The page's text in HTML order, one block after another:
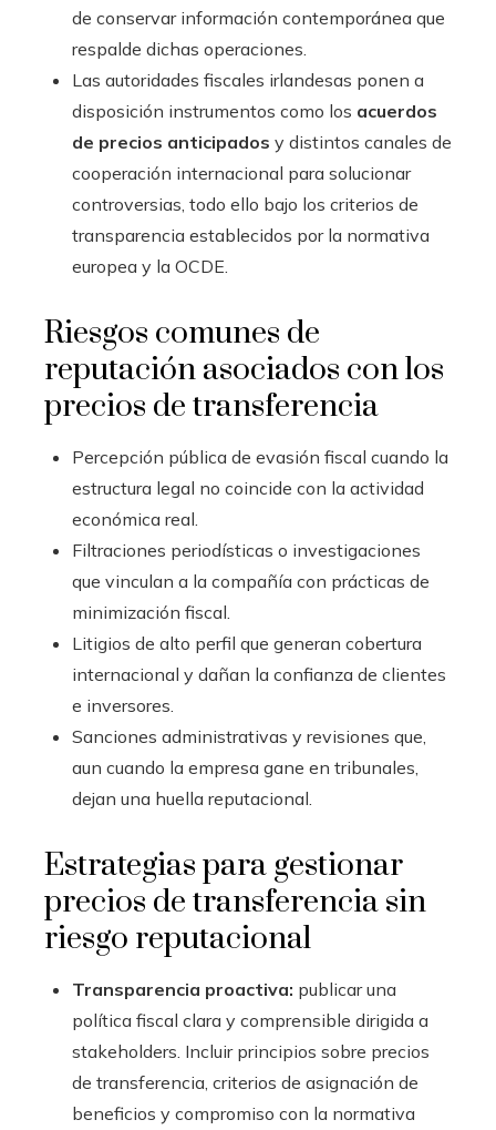
de conservar información contemporánea que
respalde dichas operaciones.
Las autoridades fiscales irlandesas ponen a
disposición instrumentos como los acuerdos
de precios anticipados y distintos canales de
cooperación internacional para solucionar
controversias, todo ello bajo los criterios de
transparencia establecidos por la normativa
europea y la OCDE.
Riesgos comunes de
reputación asociados con los
precios de transferencia
Percepción pública de evasión fiscal cuando la
estructura legal no coincide con la actividad
económica real.
Filtraciones periodísticas o investigaciones
que vinculan a la compañía con prácticas de
minimización fiscal.
Litigios de alto perfil que generan cobertura
internacional y dañan la confianza de clientes
e inversores.
Sanciones administrativas y revisiones que,
aun cuando la empresa gane en tribunales,
dejan una huella reputacional.
Estrategias para gestionar
precios de transferencia sin
riesgo reputacional
Transparencia proactiva: publicar una
política fiscal clara y comprensible dirigida a
stakeholders. Incluir principios sobre precios
de transferencia, criterios de asignación de
beneficios y compromiso con la normativa